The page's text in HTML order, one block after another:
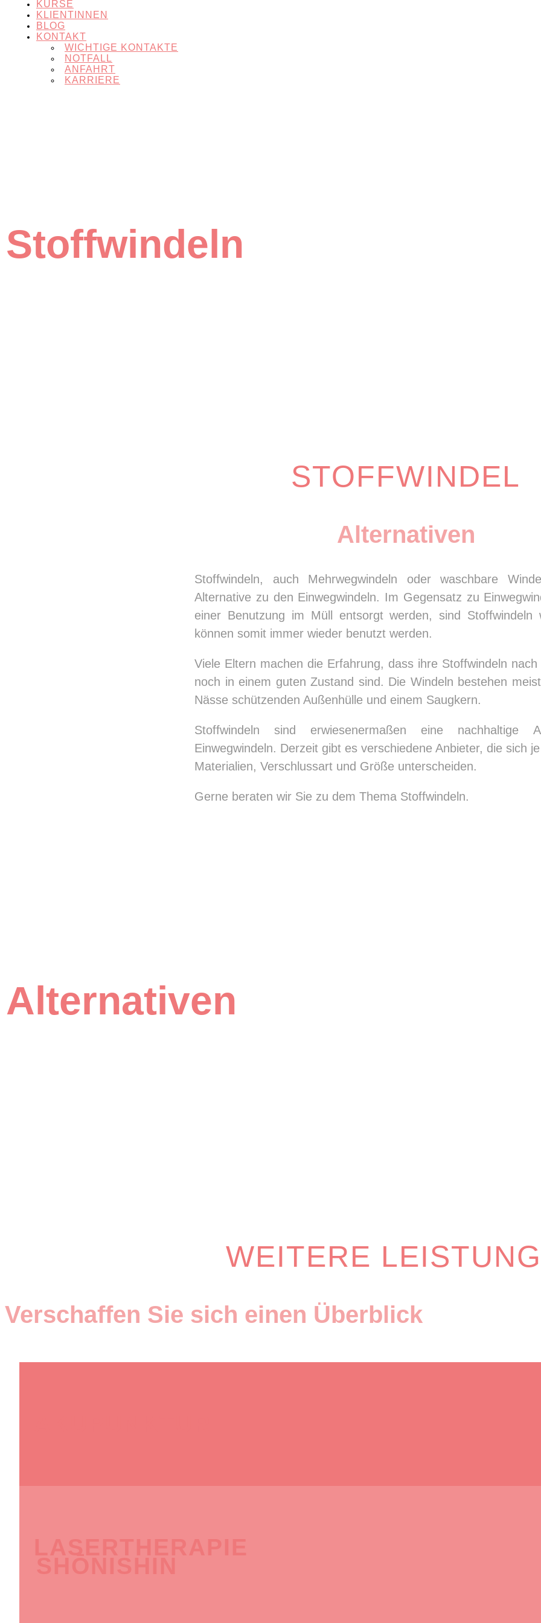
KURSE
KLIENTINNEN
BLOG
KONTAKT
WICHTIGE KONTAKTE
NOTFALL
ANFAHRT
KARRIERE
Stoffwindeln
STOFFWINDEL
Alternativen
Stoffwindeln, auch Mehrwegwindeln oder waschbare
Alternative zu den Einwegwindeln. Im Gegensatz zu
einer Benutzung im Müll entsorgt werden, sind Stoffwindeln
können somit immer wieder benutzt werden.
Viele Eltern machen die Erfahrung, dass ihre Stoffwindeln
noch in einem guten Zustand sind. Die Windeln bestehen
Nässe schützenden Außenhülle und einem Saugkern.
Stoffwindeln sind erwiesenermaßen eine nachhaltige
Einwegwindeln. Derzeit gibt es verschiedene Anbieter, die sich
Materialien, Verschlussart und Größe unterscheiden.
Gerne beraten wir Sie zu dem Thema Stoffwindeln.
Alternativen
WEITERE
Verschaffen Sie sich einen Überblick